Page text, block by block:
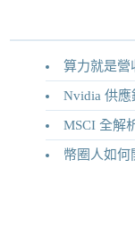
算力就是營收｜
Nvidia 供應鏈 /
MSCI 全解析，
幣圈人如何開始